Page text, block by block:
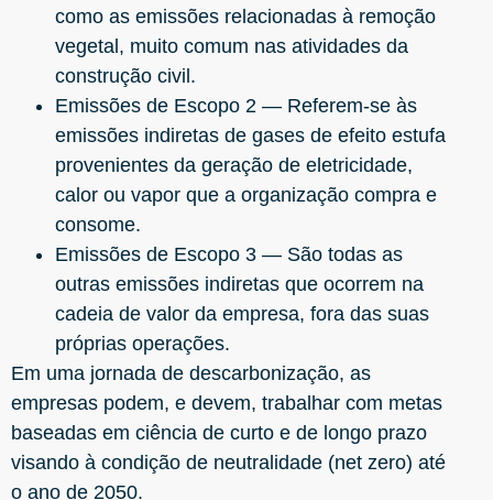
como as emissões relacionadas à remoção
vegetal, muito comum nas atividades da
construção civil.
Emissões de Escopo 2 — Referem-se às
emissões indiretas de gases de efeito estufa
provenientes da geração de eletricidade,
calor ou vapor que a organização compra e
consome.
Emissões de Escopo 3 — São todas as
outras emissões indiretas que ocorrem na
cadeia de valor da empresa, fora das suas
próprias operações.
Em uma jornada de descarbonização, as
empresas podem, e devem, trabalhar com metas
baseadas em ciência de curto e de longo prazo
visando à condição de neutralidade (net zero) até
o ano de 2050.